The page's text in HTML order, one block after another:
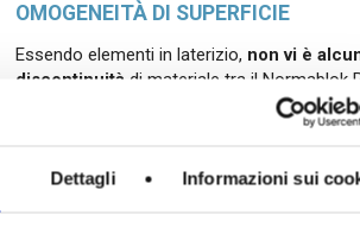
Dettagli Informazioni sui
OMOGENEITÀ DI SUPERFICIE
Essendo elementi in laterizio, non vi è
discontinuità di materiale tra il Normablok
Taglio Termico e la parete, garantendo
un’intonacatura più semplice ed omogenea.